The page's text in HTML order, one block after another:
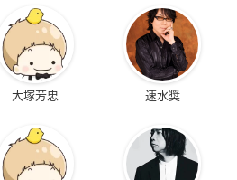
大塚芳忠 速水奨